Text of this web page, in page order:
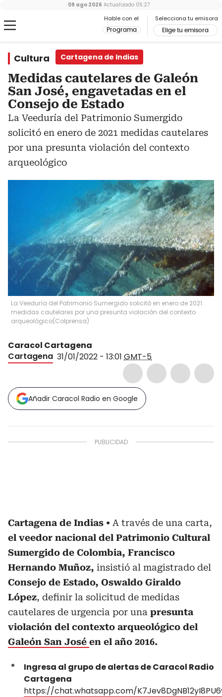
Hable con el
Programa
Selecciona tu emisora
Elige tu emisora
09 ago 2026 Actualizado 05:27
Cultura Cartagena de Indias
Medidas cautelares de Galeón
San José, engavetadas en el
Consejo de Estado
La Veeduría del Patrimonio Sumergido
solicitó en enero de 2021 medidas cautelares
por una presunta violación del contexto
arqueológico
La Veeduría del Patrimonio Sumergido solicitó en enero de 2021
medidas cautelares por una presunta violación del contexto
arqueológico(Colprensa)
Caracol Cartagena
Cartagena 31/01/2022 - 13:01 GMT-5
Añadir Caracol Radio en Google
Cartagena de Indias
A través de una carta,
el veedor nacional del Patrimonio Cultural
Sumergido de Colombia, Francisco
Hernando Muñoz, insistió al magistrado del
Consejo de Estado, Oswaldo Giraldo
López, definir la solicitud de medidas
cautelares de urgencia por una presunta
violación del contexto arqueológico del
Galeón San José en el año 2016.
Ingresa al grupo de alertas de Caracol Radio
Cartagena
https://chat.whatsapp.com/